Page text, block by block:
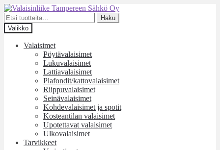
Siirry
navigointiin
Siirry
sisältöön
Etsi:
Haku
Valikko
Valaisimet
Pöytävalaisimet
Lukuvalaisimet
Lattiavalaisimet
Plafondit/kattovalaisimet
Riippuvalaisimet
Seinävalaisimet
Kohdevalaisimet ja spotit
Kosteantilan valaisimet
Upotettavat valaisimet
Ulkovalaisimet
Tarvikkeet